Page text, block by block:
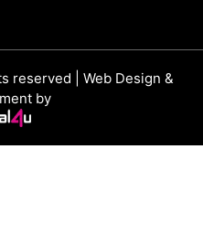
reserved | Web Design &
by